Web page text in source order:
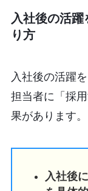
入社後の活
り方
入社後の活躍
担当者に「採
果があります。
入社後